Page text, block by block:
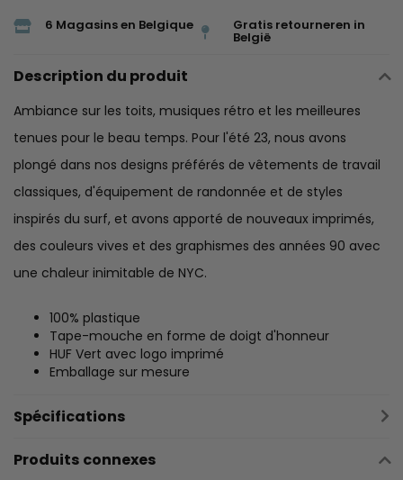
6 Magasins en Belgique Gratis retourneren in
België
Description du produit
Ambiance sur les toits, musiques rétro et les meilleures
tenues pour le beau temps. Pour l'été 23, nous avons
plongé dans nos designs préférés de vêtements de travail
classiques, d'équipement de randonnée et de styles
inspirés du surf, et avons apporté de nouveaux imprimés,
des couleurs vives et des graphismes des années 90 avec
une chaleur inimitable de NYC.
100% plastique
Tape-mouche en forme de doigt d'honneur
HUF Vert avec logo imprimé
Emballage sur mesure
Spécifications
Produits connexes